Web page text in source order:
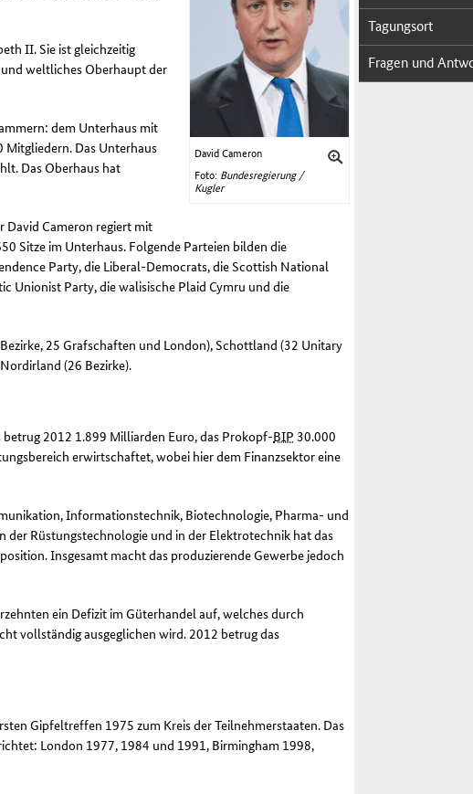
David Cameron
Foto: Bundesregierung /
Kugler
II. Sie ist gleichzeitig
und weltliches Oberhaupt der
dem Unterhaus mit
Das Unterhaus
Das Oberhaus hat
David Cameron regiert mit
Sitze im Unterhaus. Folgende Parteien bilden die
Party, die Liberal-Democrats, dieScottish National
Unionist Party, die walisische Plaid Cymru und die
25 Grafschaften und London), Schottland (32 Unitary
(26 Bezirke).
2012 1.899 Milliarden Euro, das Prokopf-BIP 30.000
erwirtschaftet, wobei hier dem Finanzsektor eine
Informationstechnik, Biotechnologie, Pharma- und
der Rüstungstechnologie und in der Elektrotechnik hat das
Insgesamt macht das produzierende Gewerbe jedoch
ein Defizit im Güterhandel auf, welches durch
vollständig ausgeglichen wird. 2012 betrug das
Gipfeltreffen 1975 zum Kreis der Teilnehmerstaaten. Das
London 1977, 1984 und 1991, Birmingham 1998,
Ta­gungs­ort
Fra­gen und